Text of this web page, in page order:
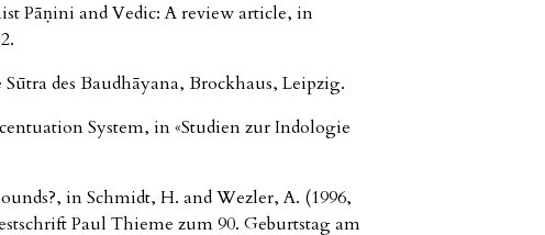
Pāṇini and Vedic: A review article, in
des Baudhāyana, Brockhaus, Leipzig.
System, in «Studien zur Indologie
in Schmidt, H. and Wezler, A. (1996,
Paul Thieme zum 90. Geburtstag am